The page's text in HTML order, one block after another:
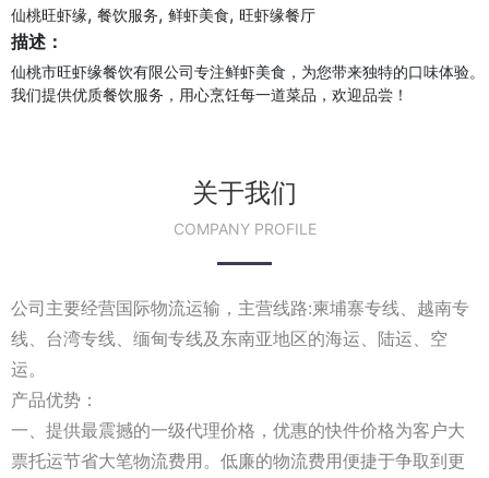
仙桃旺虾缘, 餐饮服务, 鲜虾美食, 旺虾缘餐厅
描述：
仙桃市旺虾缘餐饮有限公司专注鲜虾美食，为您带来独特的口味体验。
我们提供优质餐饮服务，用心烹饪每一道菜品，欢迎品尝！
关于我们
COMPANY PROFILE
公司主要经营国际物流运输，主营线路:柬埔寨专线、越南专
线、台湾专线、缅甸专线及东南亚地区的海运、陆运、空
运。
产品优势：
一、提供最震撼的一级代理价格，优惠的快件价格为客户大
票托运节省大笔物流费用。低廉的物流费用便捷于争取到更